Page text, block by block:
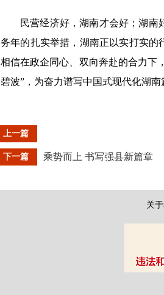
民营经济好，湖南才会好；湖南
务年的扎实举措，湖南正以实打实的
相信在政企同心、双向奔赴的合力下
碧波”，为奋力谱写中国式现代化湖南
上一篇
下一篇 乘势而上 书写强县新篇章
关